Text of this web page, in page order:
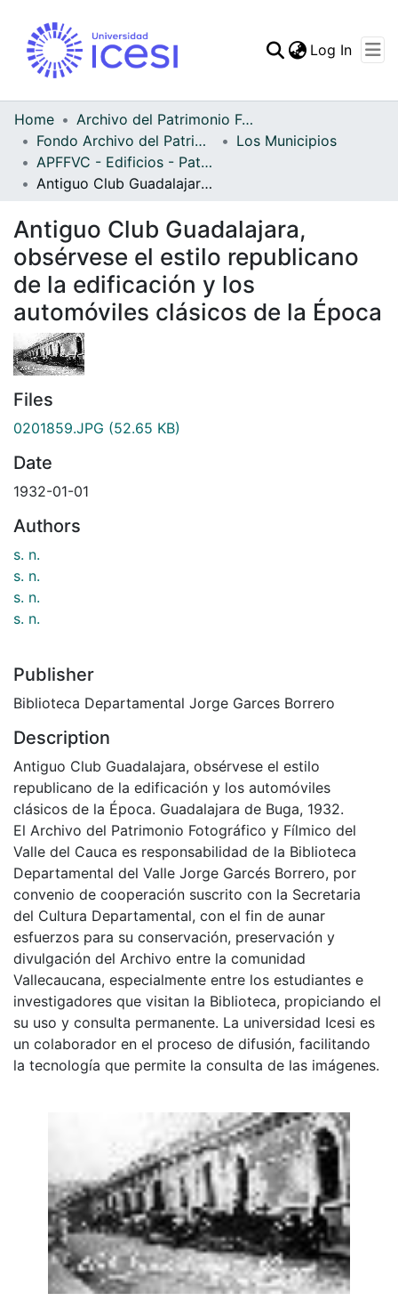
Statistics
Log In
Home
Archivo del Patrimonio Fotográfico y Fílmico del Valle del Cauca
Fondo Archivo del Patrimonio Fotográfico y Fílmico del Valle del Cauca
Los Municipios
APFFVC - Edificios - Patrimonial
Antiguo Club Guadalajara, obsérvese el estilo republicano de la edificación y los automóviles clásicos de la Época
Antiguo Club Guadalajara,
obsérvese el estilo republicano
de la edificación y los
automóviles clásicos de la Época
Files
0201859.JPG (52.65 KB)
Date
1932-01-01
Authors
s. n.
s. n.
s. n.
s. n.
Publisher
Biblioteca Departamental Jorge Garces Borrero
Description
Antiguo Club Guadalajara, obsérvese el estilo
republicano de la edificación y los automóviles
clásicos de la Época. Guadalajara de Buga, 1932.
El Archivo del Patrimonio Fotográfico y Fílmico del
Valle del Cauca es responsabilidad de la Biblioteca
Departamental del Valle Jorge Garcés Borrero, por
convenio de cooperación suscrito con la Secretaria
del Cultura Departamental, con el fin de aunar
esfuerzos para su conservación, preservación y
divulgación del Archivo entre la comunidad
Vallecaucana, especialmente entre los estudiantes e
investigadores que visitan la Biblioteca, propiciando el
su uso y consulta permanente. La universidad Icesi es
un colaborador en el proceso de difusión, facilitando
la tecnología que permite la consulta de las imágenes.